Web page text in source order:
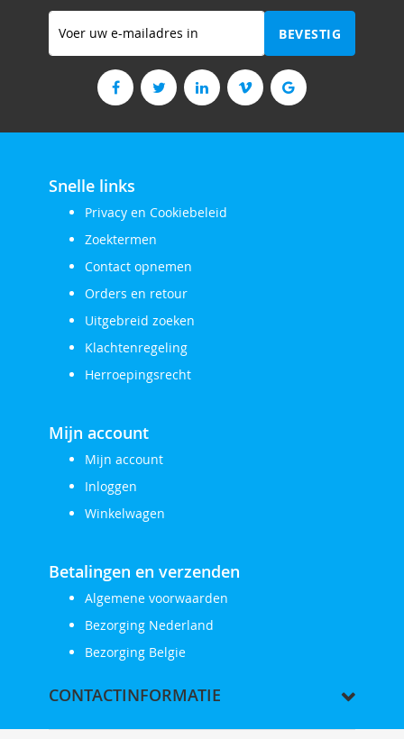
Abonneer
op
nieuwsbrief
BEVESTIG
Snelle links
Privacy en Cookiebeleid
Zoektermen
Contact opnemen
Orders en retour
Uitgebreid zoeken
Klachtenregeling
Herroepingsrecht
Mijn account
Mijn account
Inloggen
Winkelwagen
Betalingen en verzenden
Algemene voorwaarden
Bezorging Nederland
Bezorging Belgie
CONTACTINFORMATIE